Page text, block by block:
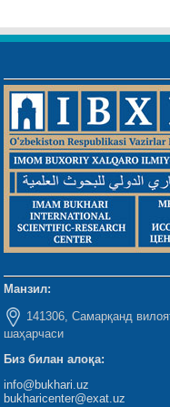
Манзил:
141306, Самарқанд
шаҳарчаси
Биз билан алоқа:
info@bukhari.uz
bukharicenter@exat.uz